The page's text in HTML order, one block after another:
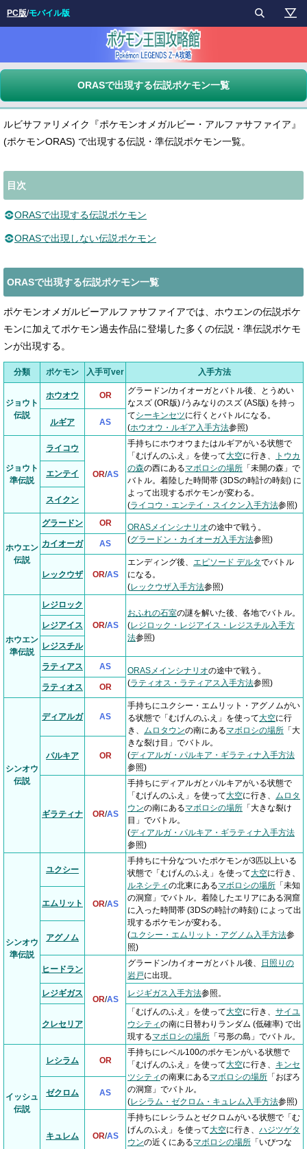
ORASで出現する伝説ポケモン一覧
ルビサファリメイク『ポケモンオメガルビー・アルファサファイア』
(ポケモンORAS) で出現する伝説・準伝説ポケモン一覧。
目次
ORASで出現する伝説ポケモン
ORASで出現しない伝説ポケモン
ORASで出現する伝説ポケモン一覧
ポケモンオメガルビーアルファサファイアでは、ホウエンの伝説ポケ
モンに加えてポケモン過去作品に登場した多くの伝説・準伝説ポケモ
ンが出現する。
分類 ポケモン 入手可ver 入手方法
ジョウト
伝説
ホウオウ OR
グラードン/カイオーガとバトル後、とうめい
なスズ (OR版) /うみなりのスズ (AS版) を持っ
てシーキンセツに行くとバトルになる。
(ホウオウ・ルギア入手方法参照)
ルギア AS
ジョウト
準伝説
ライコウ
OR/AS
手持ちにホウオウまたはルギアがいる状態で
「むげんのふえ」を使って大空に行き、
トウカ
の森の西にあるマボロシの場所 「未開の森」で
バトル。着陸した時間帯 (3DSの時計の時刻) に
よって出現するポケモンが変わる。
(ライコウ・エンテイ・スイクン入手方法参照)
エンテイ
スイクン
ホウエン
伝説
グラードン OR ORASメインシナリオの途中で戦う。
(グラードン・カイオーガ入手方法参照)
カイオーガ AS
レックウザ OR/AS
エンディング後、 エピソード デルタでバトル
になる。
(レックウザ入手方法参照)
ホウエン
準伝説
レジロック
OR/AS
おふれの石室の謎を解いた後、各地でバトル。
(レジロック・レジアイス・レジスチル入手方
法参照)
レジアイス
レジスチル
ラティアス AS ORASメインシナリオの途中で戦う。
(ラティオス・ラティアス入手方法参照)
ラティオス OR
シンオウ
伝説
ディアルガ AS
手持ちにユクシー・エムリット・アグノムがい
る状態で「むげんのふえ」を使って大空に行
き、 ムロタウンの南にあるマボロシの場所 「大
きな裂け目」でバトル。
(ディアルガ・パルキア・ギラティナ入手方法
参照)
パルキア OR
ギラティナ OR/AS
手持ちにディアルガとパルキアがいる状態で
「むげんのふえ」を使って大空に行き、 ムロタ
ウンの南にあるマボロシの場所 「大きな裂け
目」でバトル。
(ディアルガ・パルキア・ギラティナ入手方法
参照)
シンオウ
準伝説
ユクシー
OR/AS
手持ちに十分なついたポケモンが3匹以上いる
状態で「むげんのふえ」を使って大空に行き、
ルネシティの北東にあるマボロシの場所 「未知
の洞窟」でバトル。着陸したエリアにある洞窟
に入った時間帯 (3DSの時計の時刻) によって出
現するポケモンが変わる。
(ユクシー・エムリット・アグノム入手方法参
照)
エムリット
アグノム
ヒードラン
OR/AS
グラードン/カイオーガとバトル後、
日照りの
岩戸に出現。
レジギガス
レジギガス入手方法参照。
クレセリア
「むげんのふえ」を使って大空に行き、 サイユ
ウシティの南に日替わりランダム (低確率) で出
現するマボロシの場所 「弓形の島」でバトル。
イッシュ
伝説
レシラム OR
手持ちにレベル100のポケモンがいる状態で
「むげんのふえ」を使って大空に行き、 キンセ
ツシティの南東にあるマボロシの場所 「おぼろ
の洞窟」でバトル。
(レシラム・ゼクロム・キュレム入手方法参照)
ゼクロム AS
キュレム OR/AS
手持ちにレシラムとゼクロムがいる状態で「む
げんのふえ」を使って大空に行き、 ハジツゲタ
ウンの近くにあるマボロシの場所 「いびつな
PC版/モバイル版